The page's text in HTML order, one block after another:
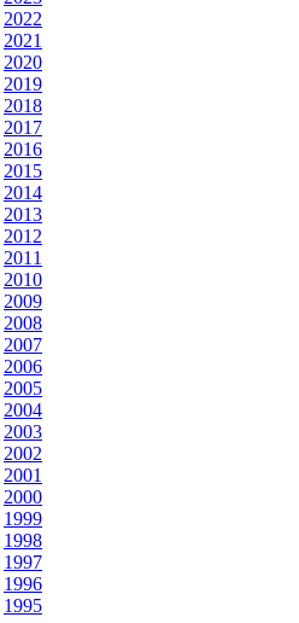
2022
2021
2020
2019
2018
2017
2016
2015
2014
2013
2012
2011
2010
2009
2008
2007
2006
2005
2004
2003
2002
2001
2000
1999
1998
1997
1996
1995